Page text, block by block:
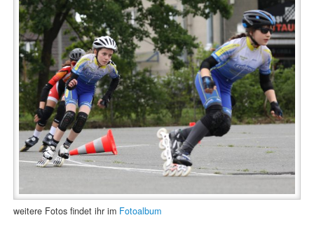
weitere Fotos findet ihr im Fotoalbum